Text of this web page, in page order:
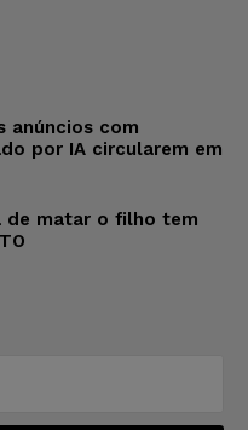
anúncios com
por IA circularem em
de matar o filho tem